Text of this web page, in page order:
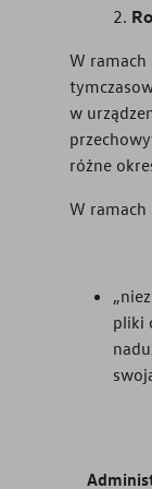
W ramach
w
różne
W ramach
pliki